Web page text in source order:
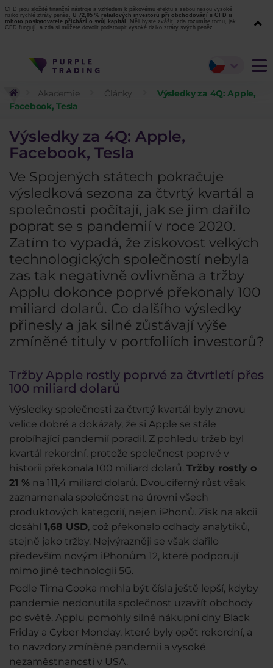
CFD jsou složité finanční nástroje a vzhledem k pákovému efektu s sebou nesou vysoké
riziko rychlé ztráty peněz. U 72,05 % retailových investorů při obchodování s CFD u
tohoto poskytovatele přichází o svůj kapitál. Měli byste zvážit, zda rozumíte tomu, jak
CFD fungují, a zda si můžete dovolit podstoupit vysoké riziko ztráty svých peněz.
Akademie Články
Výsledky za 4Q: Apple,
Facebook, Tesla
Výsledky za 4Q: Apple,
Facebook, Tesla
Ve Spojených státech pokračuje
výsledková sezona za čtvrtý kvartál a
společnosti počítají, jak se jim dařilo
poprat se s pandemií v roce 2020.
Zatím to vypadá, že ziskovost velkých
technologických společností nebyla
zas tak negativně ovlivněna a tržby
Applu dokonce poprvé překonaly 100
miliard dolarů. Co dalšího výsledky
přinesly a jak silné zůstávají výše
zmíněné tituly v portfoliích investorů?
Tržby Apple rostly poprvé za čtvrtletí přes
100 miliard dolarů
Výsledky společnosti za čtvrtý kvartál byly znovu
velice dobré a dokázaly, že si Apple se stále
probíhající pandemií poradil. Z pohledu tržeb byl
kvartál rekordní, protože společnost poprvé v
historii překonala 100 miliard dolarů. Tržby rostly o
21 % na 111,4 miliard dolarů. Dvouciferný růst však
zaznamenala společnost na úrovni všech
produktových kategorií, nejen iPhonů. Zisk na akcii
dosáhl 1,68 USD, což překonalo odhady analytiků,
stejně jako tržby. Nejvýrazněji se však dařilo
především novým iPhonům 12, které podporují
mimo jiné technologii 5G.
Podle Tima Cooka mohla být čísla ještě lepší, kdyby
pandemie nedonutila společnost uzavřít obchody
po světě. Applu pomohly silné nákupní dny Black
Friday a Cyber Monday, které byly opět rekordní, a
to navzdory zmíněné pandemii a vysoké
nezaměstnanosti v USA.